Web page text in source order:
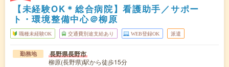
【未経験OK＊総合病院】看護助手／サポー
ト・環境整備中心＠柳原
職種未経験OK 交通費別途支給あり WEB登録OK 派遣
勤務地 長野県長野市
柳原(長野県)駅から徒歩15分